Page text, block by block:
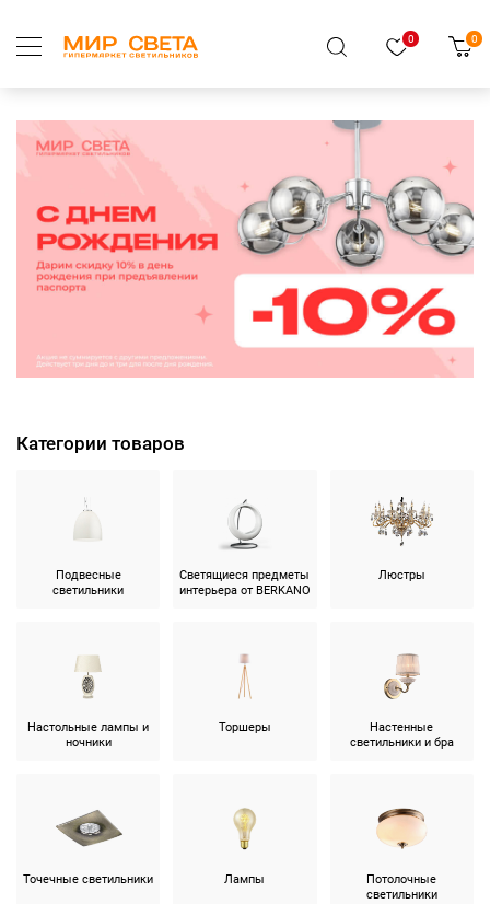
0 0
Категории товаров
Подвесные
светильники
Светящиеся предметы
интерьера от BERKANO
Люстры
Настольные лампы и
ночники
Торшеры
Настенные
светильники и бра
Точечные светильники Лампы
Потолочные
светильники